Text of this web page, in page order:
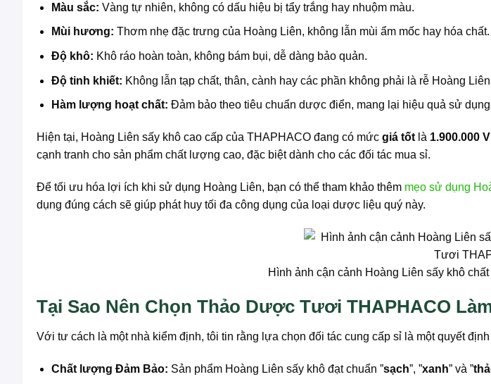
Màu sắc: Vàng tự nhiên, không có dấu hiệu bị tẩy trắng hay nhuộm màu.
Mùi hương: Thơm nhẹ đặc trưng của Hoàng Liên, không lẫn mùi ẩm mốc hay hóa chất.
Độ khô: Khô ráo hoàn toàn, không bám bụi, dễ dàng bảo quản.
Độ tinh khiết: Không lẫn tạp chất, thân, cành hay các phần không phải là rễ Hoàng
Hàm lượng hoạt chất: Đảm bảo theo tiêu chuẩn dược điển, mang lại hiệu quả sử
Hiện tại, Hoàng Liên sấy khô cao cấp của THAPHACO đang có mức giá tốt là 1.900.000
cạnh tranh cho sản phẩm chất lượng cao, đặc biệt dành cho các đối tác mua sỉ.
Để tối ưu hóa lợi ích khi sử dụng Hoàng Liên, bạn có thể tham khảo thêm mẹo sử dụng
dụng đúng cách sẽ giúp phát huy tối đa công dụng của loại dược liệu quý này.
Hình ảnh cận cảnh Hoàng Liên sấy khô
Tại Sao Nên Chọn Thảo Dược Tươi THAPHACO
Với tư cách là một nhà kiểm định, tôi tin rằng lựa chọn đối tác cung cấp sỉ là một quyết
Chất lượng Đảm Bảo: Sản phẩm Hoàng Liên sấy khô đạt chuẩn ”sạch”, ”xanh” và ”